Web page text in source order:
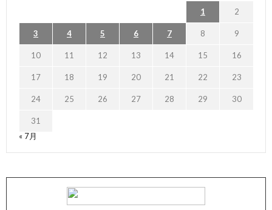
1 2
3 4 5 6 7 8 9
10 11 12 13 14 15 16
17 18 19 20 21 22 23
24 25 26 27 28 29 30
31
« 7月